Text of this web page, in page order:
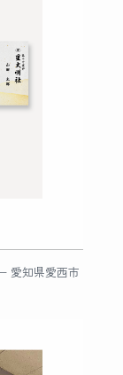
愛知県愛西市